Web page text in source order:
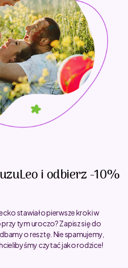
i odbierz -10%
stawiało pierwsze kroki w
tym uroczo? Zapisz się do
o resztę. Nie spamujemy,
czytać jako rodzice!